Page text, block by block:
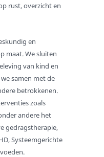
rust, overzicht en
en
maat. We sluiten
van kind en
samen met de
betrokkenen.
zoals
andere het
gedragstherapie,
Systeemgerichte